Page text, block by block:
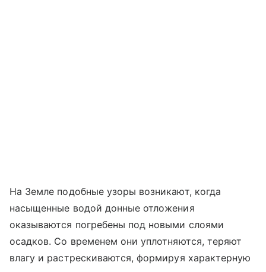
На Земле подобные узоры возникают, когда
насыщенные водой донные отложения
оказываются погребены под новыми слоями
осадков. Со временем они уплотняются, теряют
влагу и растрескиваются, формируя характерную